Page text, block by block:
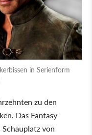
in Serienform
zu den
Das Fantasy-
von